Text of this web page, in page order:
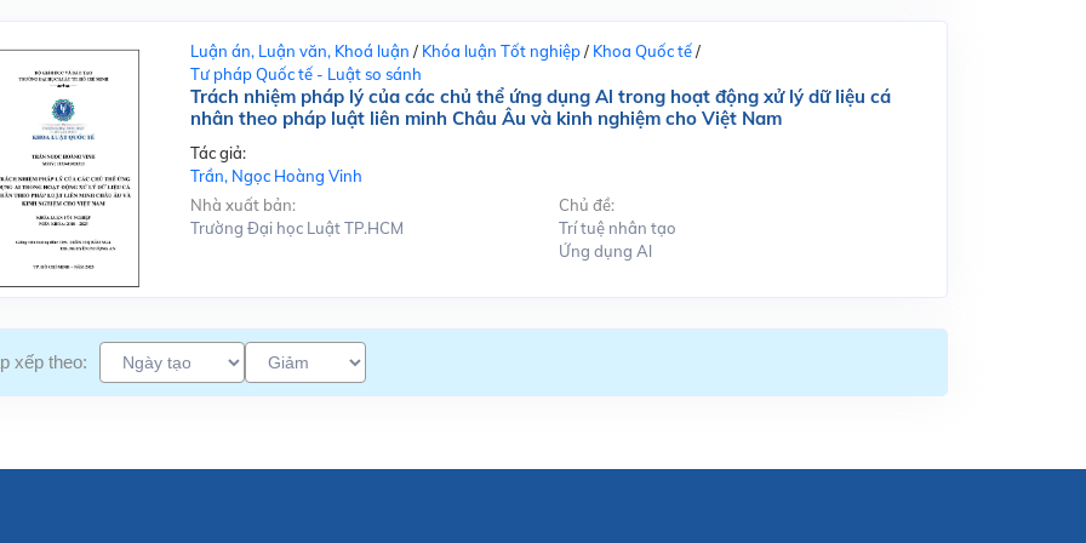
Luận án, Luận văn, Khoá luận / Khóa luận Tốt nghiệp/ Khoa Quốc tế/
Tư pháp Quốc tế - Luật so sánh
Trách nhiệm pháp lý của các chủ thể ứng dụng Al trong hoạt động xử lý dữ liệu cá
nhân theo pháp luật liên minh Châu Âu và kinh nghiệm cho Việt Nam
Tác giả:
Trần, Ngọc Hoàng Vinh
Nhà xuất bản:
Trường Đại học Luật TP.HCM
Chủ đề:
Trí tuệ nhân tạo
Ứng dụng Al
xếp theo: